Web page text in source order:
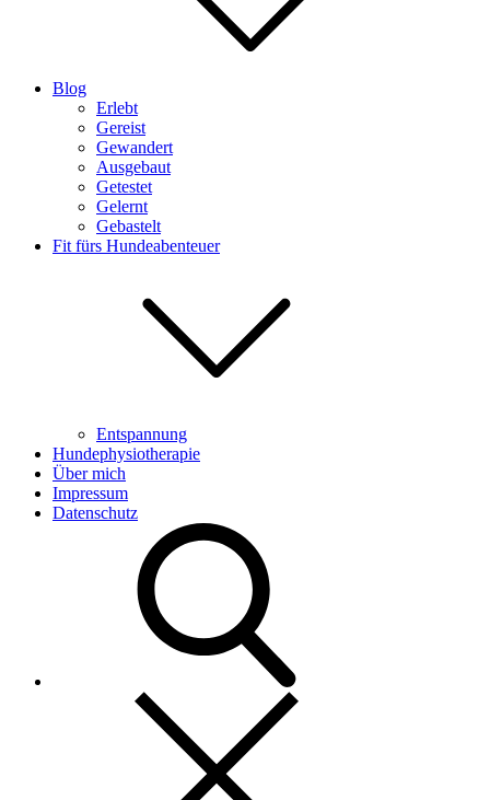
Blog
Erlebt
Gereist
Gewandert
Ausgebaut
Getestet
Gelernt
Gebastelt
Fit fürs Hundeabenteuer
Entspannung
Hundephysiotherapie
Über mich
Impressum
Datenschutz